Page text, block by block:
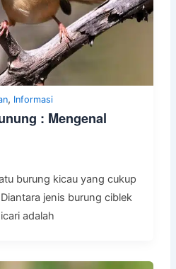
, Informasi
: Mengenal
burung kicau yang cukup
jenis burung ciblek
adalah